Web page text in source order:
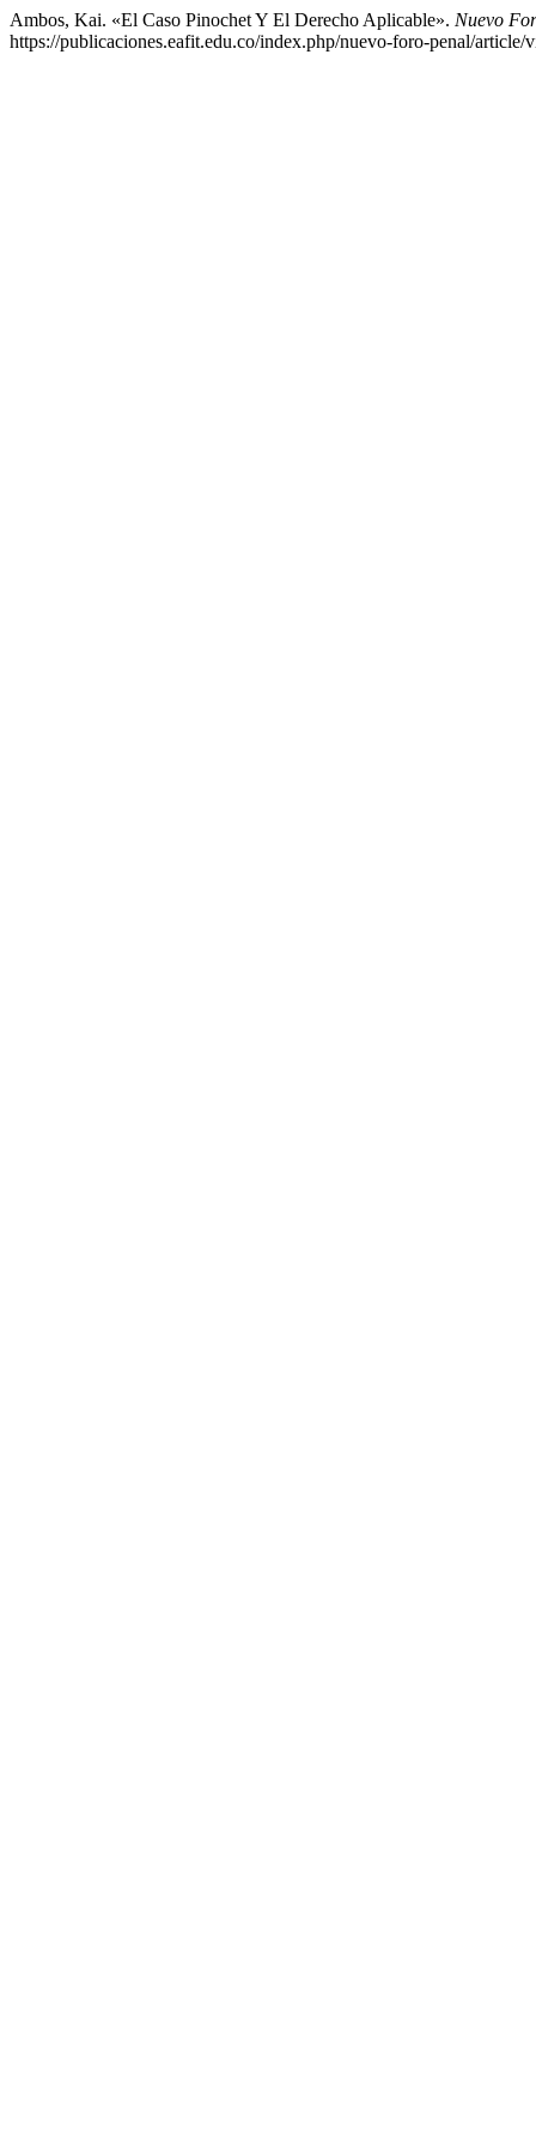
Ambos, Kai. «El Caso Pinochet Y El Derecho Aplicable». Nuevo
https://publicaciones.eafit.edu.co/index.php/nuevo-foro-penal/article/